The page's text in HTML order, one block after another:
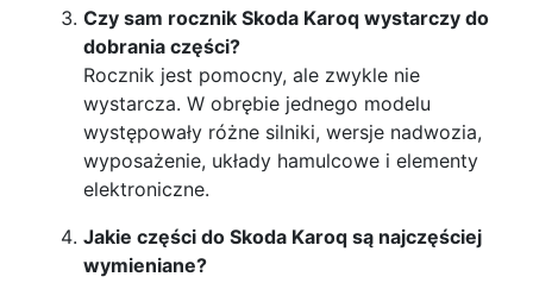
Czy sam rocznik Skoda Karoq wystarczy do
dobrania części?
Rocznik jest pomocny, ale zwykle nie
wystarcza. W obrębie jednego modelu
występowały różne silniki, wersje nadwozia,
wyposażenie, układy hamulcowe i elementy
elektroniczne.
Jakie części do Skoda Karoq są najczęściej
wymieniane?